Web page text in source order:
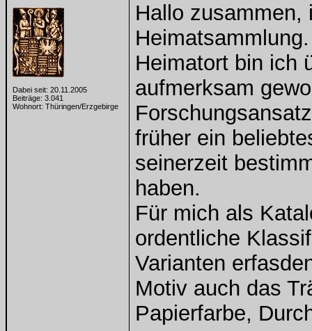
Dabei seit: 20.11.2005
Beiträge: 3.041
Wohnort: Thüringen/Erzgebirge
Hallo zusammen,
Heimatort bin ich
aufmerksam
früher ein
seinerzeit
haben.
Für mich als
ordentliche
Varianten
Motiv auch das
Papierfarbe,